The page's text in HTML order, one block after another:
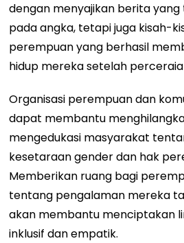
dengan menyajikan berita
pada angka, tetapi juga kisah-
perempuan yang berhasil
hidup mereka setelah
Organisasi perempuan dan
dapat membantu
mengedukasi masyarakat
kesetaraan gender dan hak
Memberikan ruang bagi
tentang pengalaman mereka
akan membantu menciptakan
inklusif dan empatik.